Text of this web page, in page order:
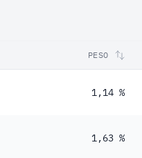
PESO
1,14 %
1,63 %